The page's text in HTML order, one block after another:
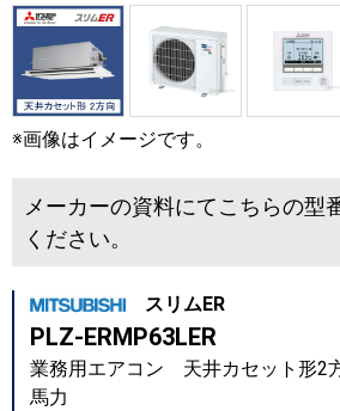
※画像はイメージです。
メーカーの資料にてこちらの型
ください。
スリムER
PLZ-ERMP63LER
業務用エアコン 天井カセット形
馬力